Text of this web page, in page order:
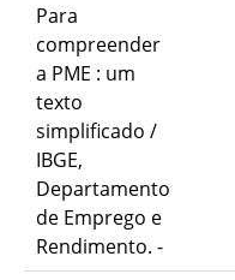
Para
compreender
a PME : um
texto
simplificado /
IBGE,
Departamento
de Emprego e
Rendimento. -